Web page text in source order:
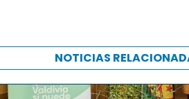
NOTICIAS